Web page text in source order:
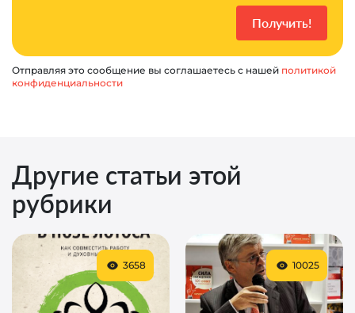
Отправляя это сообщение вы соглашаетесь с нашей политикой
конфиденциальности
Другие статьи этой
рубрики
3658 10025